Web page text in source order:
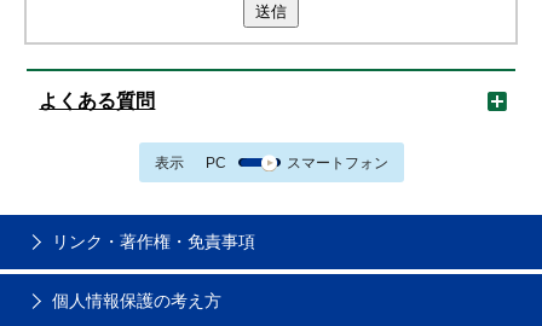
送信
よくある質問
表示 PC スマートフォン
リンク・著作権・免責事項
個人情報保護の考え方